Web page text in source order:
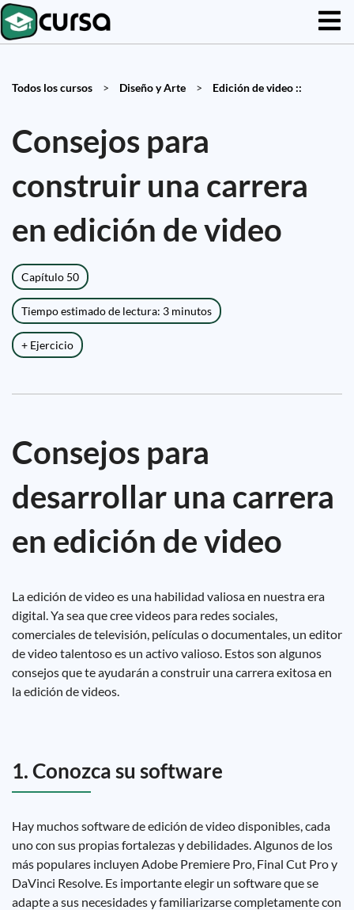
Todos los cursos > Diseño y Arte > Edición de video ::
Consejos para
construir una carrera
en edición de video
Capítulo 50
Tiempo estimado de lectura: 3 minutos
+ Ejercicio
Consejos para
desarrollar una carrera
en edición de video
La edición de video es una habilidad valiosa en nuestra era
digital. Ya sea que cree videos para redes sociales,
comerciales de televisión, películas o documentales, un editor
de video talentoso es un activo valioso. Estos son algunos
consejos que te ayudarán a construir una carrera exitosa en
la edición de videos.
1. Conozca su software
Hay muchos software de edición de video disponibles, cada
uno con sus propias fortalezas y debilidades. Algunos de los
más populares incluyen Adobe Premiere Pro, Final Cut Pro y
DaVinci Resolve. Es importante elegir un software que se
adapte a sus necesidades y familiarizarse completamente con